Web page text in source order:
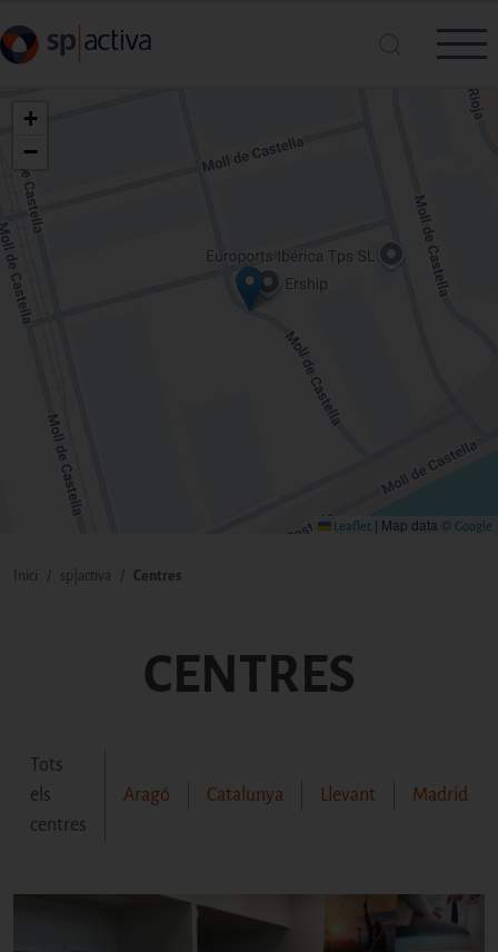
Cerca
+
−
Leaflet | Map data © Google
FIL D'ARIADNA
Inici sp|activa Centres
CENTRES
Tots
els
centres
Aragó Catalunya Llevant Madrid